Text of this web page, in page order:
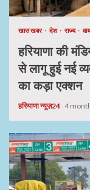
खास खबर देश राज्य
हरियाणा की
से लागू हुई नई
का कड़ा एक्शन
हरियाणा न्यूज़24 4